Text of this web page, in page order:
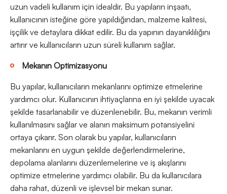
uzun vadeli kullanım için idealdir. Bu yapıların inşaatı,
kullanıcının isteğine göre yapıldığından, malzeme kalitesi,
işçilik ve detaylara dikkat edilir. Bu da yapının dayanıklılığını
artırır ve kullanıcıların uzun süreli kullanım sağlar.
Mekanın Optimizasyonu
Bu yapılar, kullanıcıların mekanlarını optimize etmelerine
yardımcı olur. Kullanıcının ihtiyaçlarına en iyi şekilde uyacak
şekilde tasarlanabilir ve düzenlenebilir. Bu, mekanın verimli
kullanılmasını sağlar ve alanın maksimum potansiyelini
ortaya çıkarır. Son olarak bu yapılar, kullanıcıların
mekanlarını en uygun şekilde değerlendirmelerine,
depolama alanlarını düzenlemelerine ve iş akışlarını
optimize etmelerine yardımcı olabilir. Bu da kullanıcılara
daha rahat, düzenli ve işlevsel bir mekan sunar.